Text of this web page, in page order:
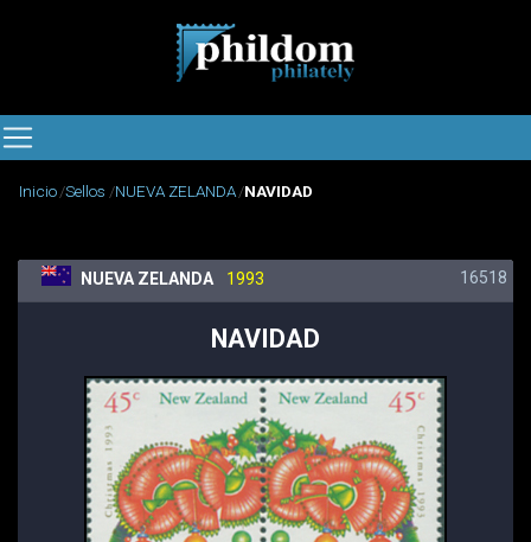
Inicio Sellos NUEVA ZELANDA NAVIDAD
NUEVA ZELANDA 1993 16518
NAVIDAD